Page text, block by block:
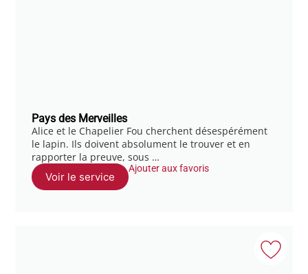
Pays des Merveilles
Alice et le Chapelier Fou cherchent désespérément
le lapin. Ils doivent absolument le trouver et en
rapporter la preuve, sous …
Voir le service
Ajouter aux favoris